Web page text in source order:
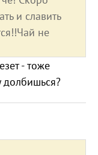
и славить
не
- тоже
долбишься?